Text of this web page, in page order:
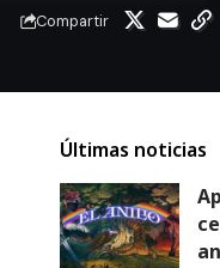
Compartir
Últimas noticias